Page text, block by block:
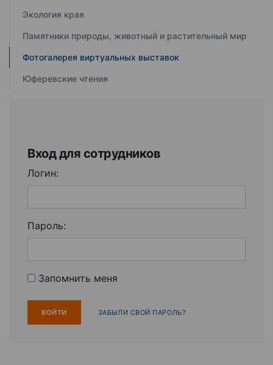
Экология края
Памятники природы, животный и растительный мир
Фотогалерея виртуальных выставок
Юферевские чтения
Вход для сотрудников
Логин:
Пароль:
Запомнить меня
ЗАБЫЛИ СВОЙ ПАРОЛЬ?